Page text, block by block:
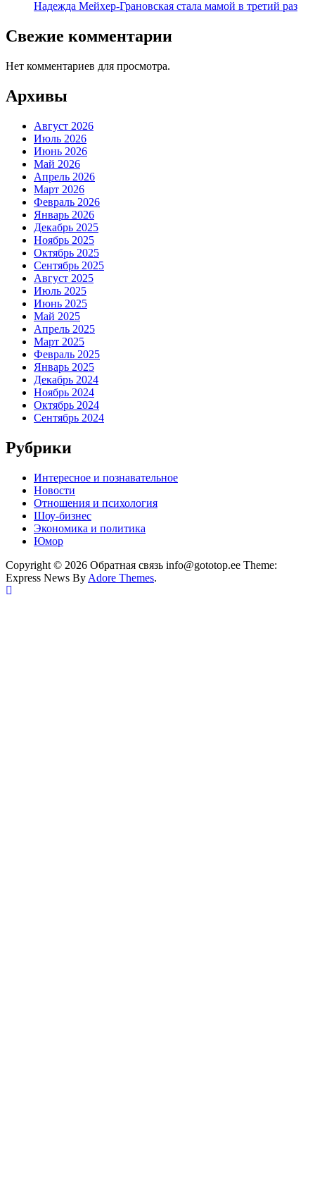
Надежда Мейхер-Грановская стала мамой в третий раз
Свежие комментарии
Нет комментариев для просмотра.
Архивы
Август 2026
Июль 2026
Июнь 2026
Май 2026
Апрель 2026
Март 2026
Февраль 2026
Январь 2026
Декабрь 2025
Ноябрь 2025
Октябрь 2025
Сентябрь 2025
Август 2025
Июль 2025
Июнь 2025
Май 2025
Апрель 2025
Март 2025
Февраль 2025
Январь 2025
Декабрь 2024
Ноябрь 2024
Октябрь 2024
Сентябрь 2024
Рубрики
Интересное и познавательное
Новости
Отношения и психология
Шоу-бизнес
Экономика и политика
Юмор
Copyright © 2026 Обратная связь info@gototop.ee Theme:
Express News By Adore Themes.